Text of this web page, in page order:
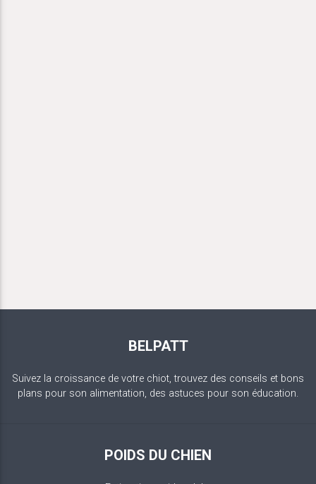
BELPATT
Suivez la croissance de votre chiot, trouvez des conseils et bons
plans pour son alimentation, des astuces pour son éducation.
POIDS DU CHIEN